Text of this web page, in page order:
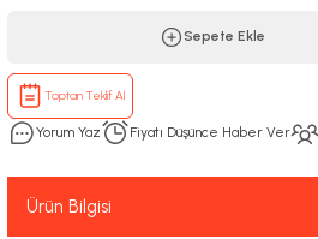
Sepete Ekle
Toptan Teklif Al
Yorum Yaz Fiyatı Düşünce Haber Ver
Ürün Bilgisi